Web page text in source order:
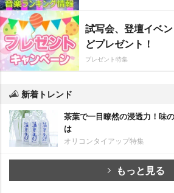
試写会、登壇イベ
どプレゼント！
プレゼント特集
新着トレンド
茶葉で一目瞭然の浸透力！味
は
オリコンタイアップ特集
もっと見る